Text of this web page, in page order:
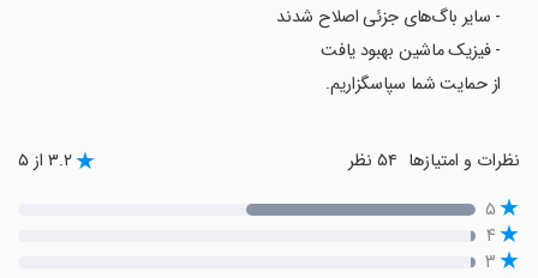
- سایر باگ‌های جزئی اصلاح شدند
- فیزیک ماشین بهبود یافت
از حمایت شما سپاسگزاریم.
نظرات و امتیازها ۳.۲ از ۵
۵
۴
۳